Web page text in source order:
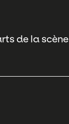
de la scène